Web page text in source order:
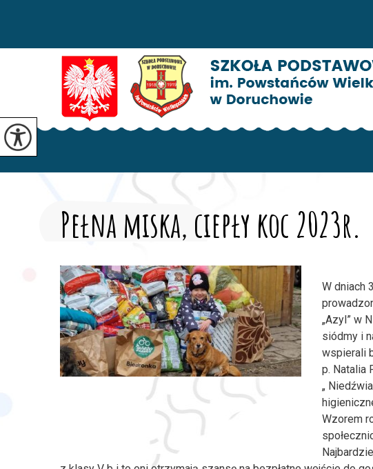
Pełna miska, ciepły koc 2023r.
W dniach
„Azyl” w
siódmy i
wspierali
p. Natalia
„
Wzorem